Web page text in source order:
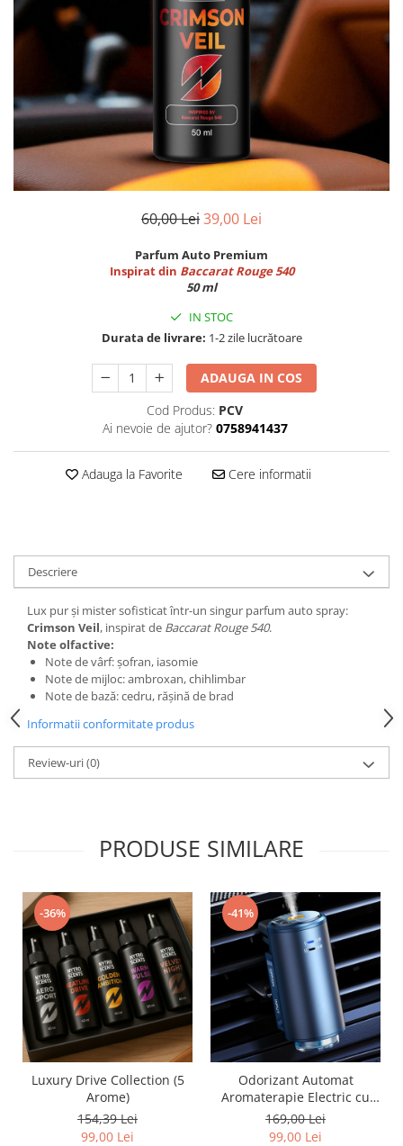
Tablou Aluminiu
Tablouri auto
Calendare Personalizate
Ceas Personalizat
60,00 Lei39,00 Lei
Parfum Auto Premium
Inspirat din Baccarat Rouge 540
50 ml
IN STOC
Durata de livrare: 1-2 zile lucrătoare
ADAUGA IN COS
Cod Produs: PCV
Ai nevoie de ajutor? 0758941437
Adauga la Favorite Cere informatii
Descriere
Lux pur și mister sofisticat într-un singur parfum auto spray:
Crimson Veil, inspirat de Baccarat Rouge 540.
Note olfactive:
Note de vârf: șofran, iasomie
Note de mijloc: ambroxan, chihlimbar
Note de bază: cedru, rășină de brad
Informatii conformitate produs
Review-uri(0)
PRODUSE SIMILARE
-36%
Luxury Drive Collection (5
Arome)
154,39 Lei
99,00 Lei
-41%
Odorizant Automat
Aromaterapie Electric cu
Acumulator si Senzor
169,00 Lei
99,00 Lei